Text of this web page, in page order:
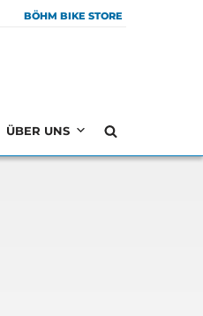
BÖHM BIKE STORE
ÜBER UNS